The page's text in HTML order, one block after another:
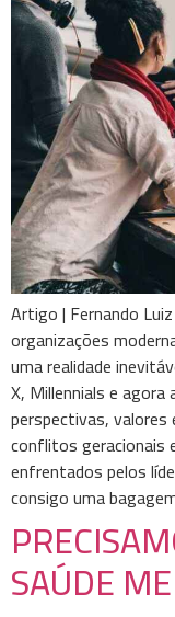
Artigo | Fernando
organizações
uma realidade
X, Millennials e agora
perspectivas,
conflitos geracionais
enfrentados pelos
consigo uma
SAÚDE